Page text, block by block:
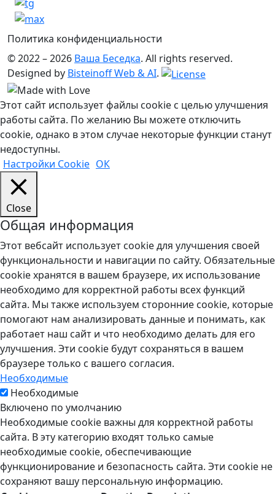
Политика конфиденциальности
© 2022 – 2026 Ваша Беседка. All rights reserved.
Designed by Bisteinoff Web & AI.
Этот сайт использует файлы cookie с целью улучшения
работы сайта. По желанию Вы можете отключить
cookie, однако в этом случае некоторые функции станут
недоступны.
Настройки Cookie ОК
Close
Общая информация
Этот вебсайт использует cookie для улучшения своей
функциональности и навигации по сайту. Обязательные
cookie хранятся в вашем браузере, их использование
необходимо для корректной работы всех функций
сайта. Мы также используем сторонние cookie, которые
помогают нам анализировать данные и понимать, как
работает наш сайт и что необходимо делать для его
улучшения. Эти cookie будут сохраняться в вашем
браузере только с вашего согласия.
Необходимые
Необходимые
Включено по умолчанию
Необходимые cookie важны для корректной работы
сайта. В эту категорию входят только самые
необходимые cookie, обеспечивающие
функционирование и безопасность сайта. Эти cookie не
сохраняют вашу персональную информацию.